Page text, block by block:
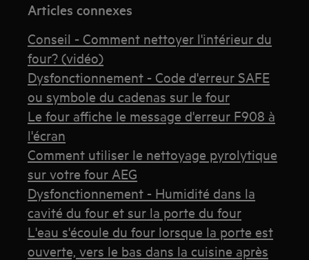
Articles connexes
Conseil - Comment nettoyer l'intérieur du
four? (vidéo)
Dysfonctionnement - Code d'erreur SAFE
ou symbole du cadenas sur le four
Le four affiche le message d'erreur F908 à
l'écran
Comment utiliser le nettoyage pyrolytique
sur votre four AEG
Dysfonctionnement - Humidité dans la
cavité du four et sur la porte du four
L'eau s'écoule du four lorsque la porte est
ouverte, vers le bas dans la cuisine après